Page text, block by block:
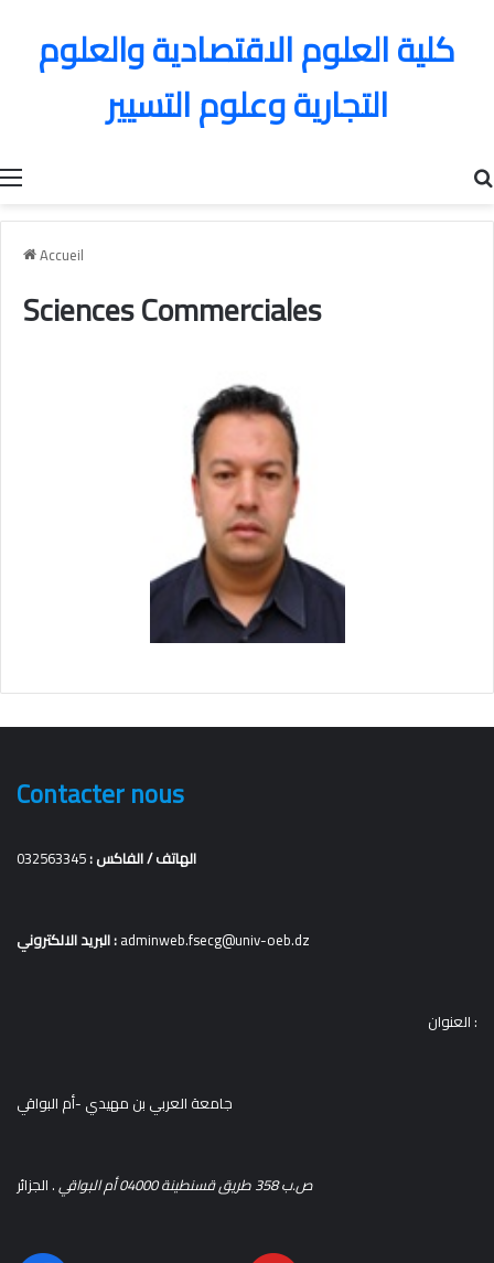
Menu
كلية العلوم الاقتصادية والعلوم
التجارية وعلوم التسيير
Accueil
Sciences Commerciales
Contacter nous
الهاتف / الفاكس :032563345
البريد الالكتروني :adminweb.fsecg@univ-oeb.dz
العنوان :
جامعة العربي بن مهيدي -أم البواقي
ص.ب 358 طريق قسنطينة 04000 أم البواقي . الجزائر